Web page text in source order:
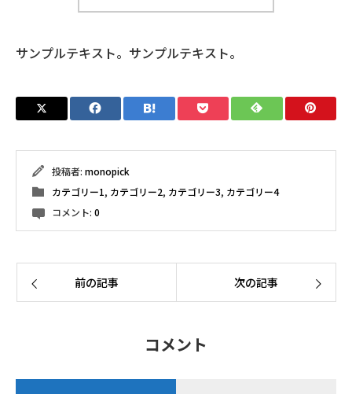
サンプルテキスト。サンプルテキスト。
投稿者: monopick
カテゴリー1, カテゴリー2, カテゴリー3, カテゴリー4
コメント: 0
前の記事 次の記事
コメント